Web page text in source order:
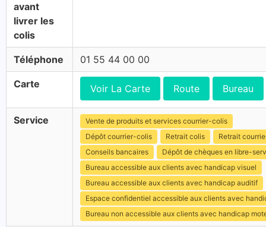
avant
livrer les
colis
Téléphone 01 55 44 00 00
Carte Voir La Carte Route Bureau
Service
Vente de produits et services courrier-colis
Dépôt courrier-colis
Retrait colis
Retrait
Conseils bancaires
Dépôt de chèques en libre-
Bureau accessible aux clients avec handicap visuel
Bureau accessible aux clients avec handicap auditif
Espace confidentiel accessible aux clients avec
Bureau non accessible aux clients avec handicap